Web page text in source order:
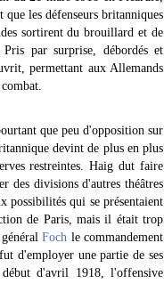
les défenseurs britanniques
sortirent du brouillard et de
par surprise, débordés et
permettant aux Allemands
que peu d'opposition sur
devint de plus en plus
restreintes. Haig dut faire
des divisions d'autres théâtres
possibilités qui se présentaient
de Paris, mais il était trop
généralFoch le commandement
d'employer une partie de ses
début d'avril 1918, l'offensive